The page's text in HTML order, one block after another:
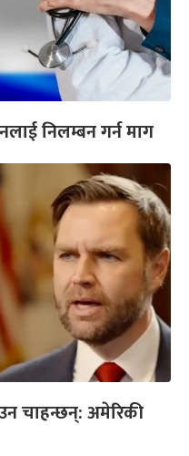
निलम्बन गर्न माग
चाहन्छन्: अमेरिकी